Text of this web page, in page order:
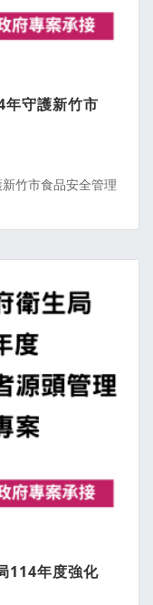
守護新竹市
竹市食品安全管理
114年度強化